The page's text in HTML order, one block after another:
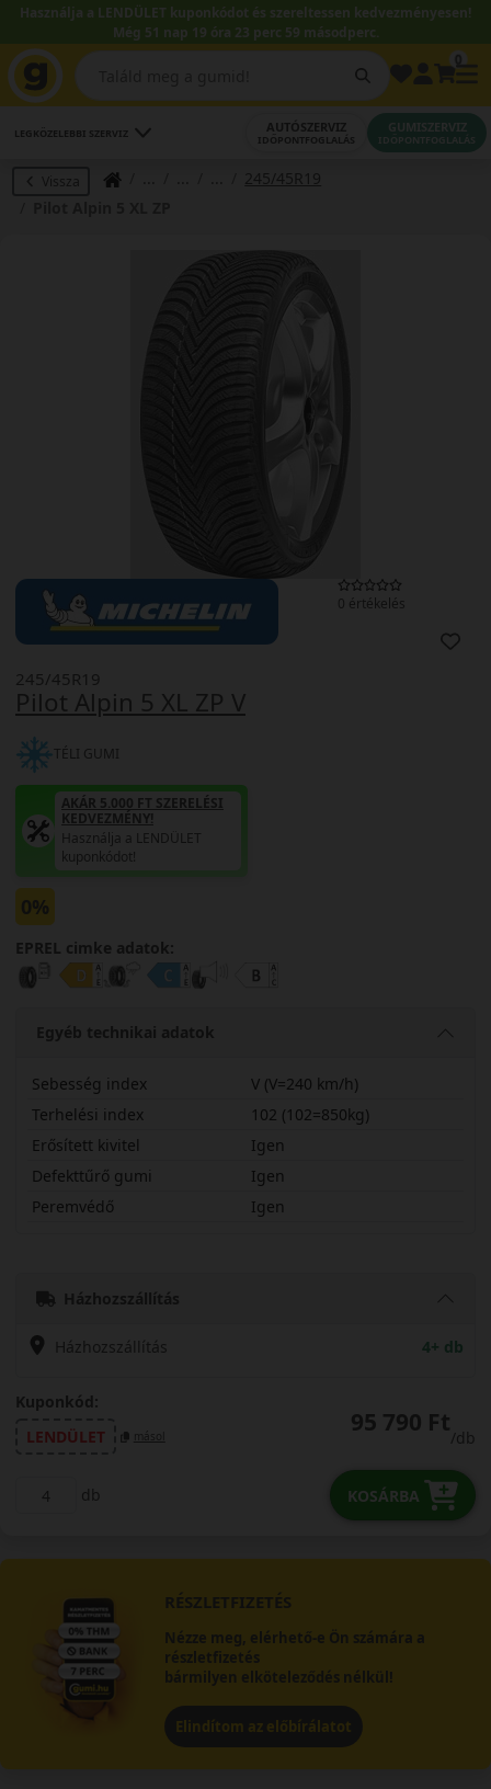
Használja a LENDÜLET kuponkódot és szereltessen kedvezményesen!
Még 51 nap 19 óra 23 perc 59 másodperc.
LEGKÖZELEBBI SZERVIZ AUTÓSZERVIZ
IDŐPONTFOGLALÁS
GUMISZERVIZ
IDŐPONTFOGLALÁS
Vissza
245/45R19
0 értékelés
Pilot Alpin 5 XL ZP V
245/45R19
TÉLI GUMI
AKÁR 5.000 FT SZERELÉSI
KEDVEZMÉNY!
Használja a LENDÜLET
kuponkódot!
0%
EPREL cimke adatok:
Egyéb technikai adatok
Sebesség index
V (V=240 km/h)
Terhelési index
102 (102=850kg)
Erősített kivitel
Igen
Defekttűrő gumi
Igen
Peremvédő
Igen
Házhozszállítás
Házhozszállítás 4+ db
Kuponkód:
LENDÜLET
másol 95 790 Ft
/db
db KOSÁRBA
RÉSZLETFIZETÉS
Nézze meg, elérhető-e Ön számára a
részletfizetés
bármilyen elköteleződés nélkül!
Elindítom az előbírálatot